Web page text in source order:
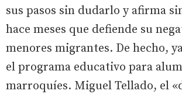
sus pasos sin dudarlo y afirma
hace meses que defiende su
menores migrantes. De hecho,
el programa educativo para
marroquíes. Miguel Tellado, el